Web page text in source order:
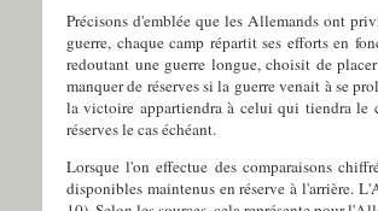
Précisons d'emblée que les Allemands ont
guerre, chaque camp répartit ses efforts en
redoutant une guerre longue, choisit de
manquer de réserves si la guerre venait à se
la victoire appartiendra à celui qui tiendra le
réserves le cas échéant.
Lorsque l'on effectue des comparaisons
disponibles maintenus en réserve à l'arrière.